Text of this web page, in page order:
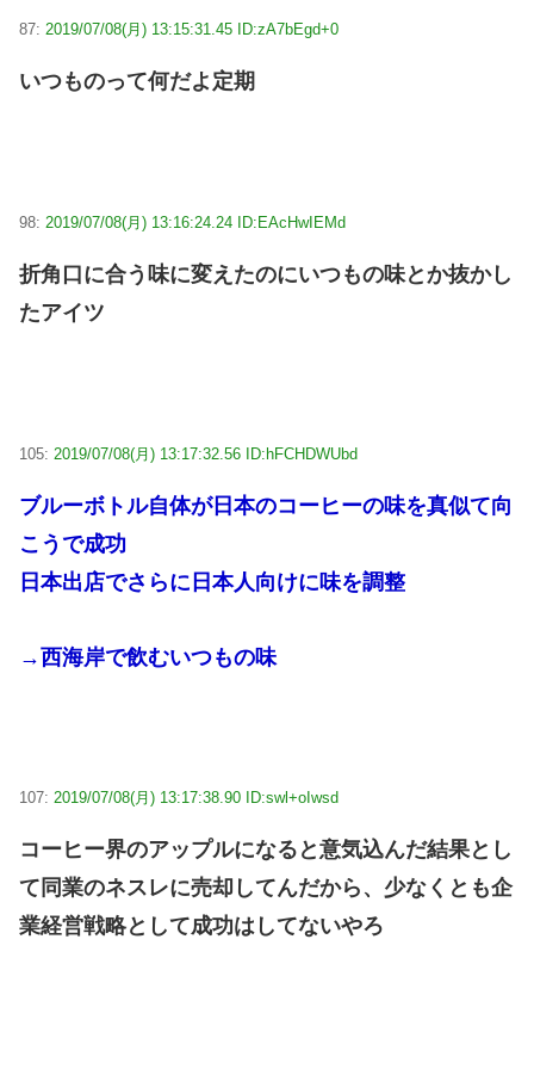
87: 2019/07/08(月) 13:15:31.45 ID:zA7bEgd+0
いつものって何だよ定期
98: 2019/07/08(月) 13:16:24.24 ID:EAcHwIEMd
折角口に合う味に変えたのにいつもの味とか抜かし
たアイツ
105: 2019/07/08(月) 13:17:32.56 ID:hFCHDWUbd
ブルーボトル自体が日本のコーヒーの味を真似て向
こうで成功
日本出店でさらに日本人向けに味を調整
→西海岸で飲むいつもの味
107: 2019/07/08(月) 13:17:38.90 ID:swl+oIwsd
コーヒー界のアップルになると意気込んだ結果とし
て同業のネスレに売却してんだから、少なくとも企
業経営戦略として成功はしてないやろ